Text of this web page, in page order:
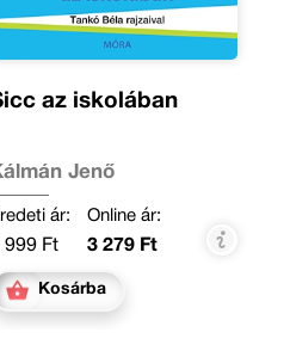
az iskolában
Jenő
ár:
999 Ft
Online ár:
3 279 Ft
Kosárba